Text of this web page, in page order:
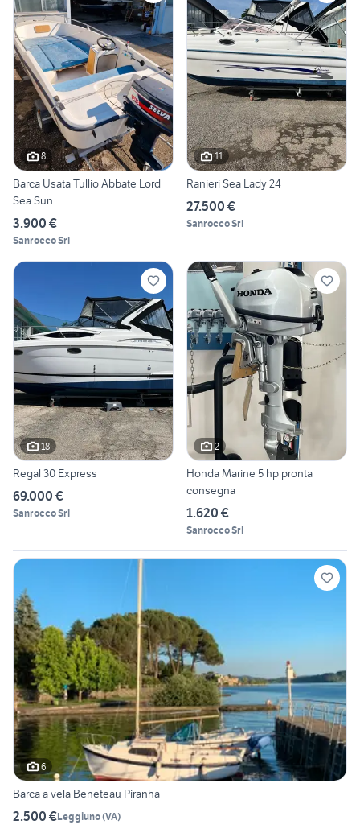
8
Barca Usata Tullio Abbate Lord
Sea Sun
3.900 €
Sanrocco Srl
11
Ranieri Sea Lady 24
27.500 €
Sanrocco Srl
18
Regal 30 Express
69.000 €
Sanrocco Srl
2
Honda Marine 5 hp pronta
consegna
1.620 €
Sanrocco Srl
6
Barca a vela Beneteau Piranha
2.500 €Leggiuno(VA)